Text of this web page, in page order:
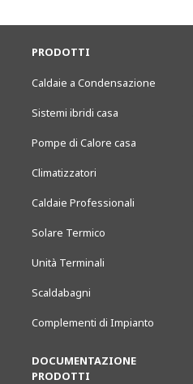
PRODOTTI
Caldaie a Condensazione
Sistemi ibridi casa
Pompe di Calore casa
Climatizzatori
Caldaie Professionali
Solare Termico
Unità Terminali
Scaldabagni
Complementi di Impianto
DOCUMENTAZIONE
PRODOTTI